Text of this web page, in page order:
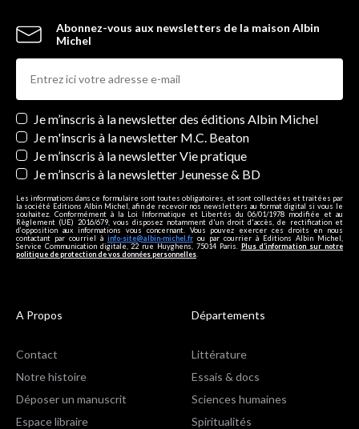
Abonnez-vous aux newsletters de la maison Albin
Michel
Newsletters
Je m’inscris à la newsletter des éditions Albin Michel
Je m'inscris à la newsletter M.C. Beaton
Je m’inscris à la newsletter Vie pratique
Je m’inscris à la newsletter Jeunesse & BD
Les informations dans ce formulaire sont toutes obligatoires, et sont collectées et traitées par
la société Editions Albin Michel, afin de recevoir nos newsletters au format digital si vous le
souhaitez. Conformément à la Loi Informatique et Libertés du 06/01/1978 modifiée et au
Règlement (UE) 2016/679, vous disposez notamment d'un droit d'accès, de rectification et
d’opposition aux informations vous concernant. Vous pouvez exercer ces droits en nous
contactant par courriel à info-site@albin-michel.fr ou par courrier à Editions Albin Michel,
Service Communication digitale, 22 rue Huyghens, 75014 Paris. Plus d’information sur notre
politique de protection de vos données personnelles
A Propos
Contact
Notre histoire
Déposer un manuscrit
Espace libraire
Départements
Littérature
Essais & docs
Sciences humaines
Spiritualités